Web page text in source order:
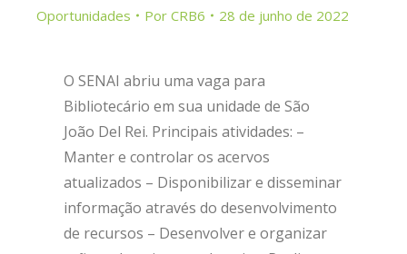
Oportunidades Por CRB6 28 de junho de 2022
O SENAI abriu uma vaga para
Bibliotecário em sua unidade de São
João Del Rei. Principais atividades: –
Manter e controlar os acervos
atualizados – Disponibilizar e disseminar
informação através do desenvolvimento
de recursos – Desenvolver e organizar